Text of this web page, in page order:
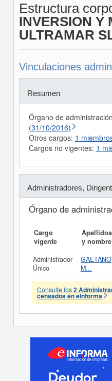
Estructura
INVERSION Y
ULTRAMAR
Vinculaciones
Resumen
Órgano de
(31/10/2016)
Otros cargos: 1
Cargos no vigentes: 1
Administradores,
Órgano de
Cargo
vigente
Apellidos
y nombre
Administrador
Único
GAETANO
M...
Consulte los2
censados en eInforma